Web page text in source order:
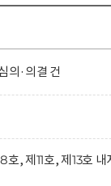
의·의결 건
, 제11호, 제13호 내